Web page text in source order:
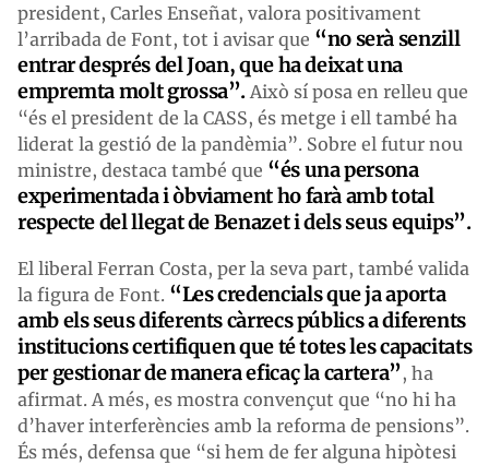
president, Carles Enseñat, valora positivament
l’arribada de Font, tot i avisar que “no serà senzill
entrar després del Joan, que ha deixat una
empremta molt grossa”.Això sí posa en relleu que
“és el president de la CASS, és metge i ell també ha
liderat la gestió de la pandèmia”. Sobre el futur nou
ministre, destaca també que “és una persona
experimentada i òbviament ho farà amb total
respecte del llegat de Benazet i dels seus equips”.
El liberal Ferran Costa, per la seva part, també valida
la figura de Font. “Les credencials que ja aporta
amb els seus diferents càrrecs públics a diferents
institucions certifiquen que té totes les capacitats
per gestionar de manera eficaç la cartera”, ha
afirmat. A més, es mostra convençut que “no hi ha
d’haver interferències amb la reforma de pensions”.
És més, defensa que “si hem de fer alguna hipòtesi